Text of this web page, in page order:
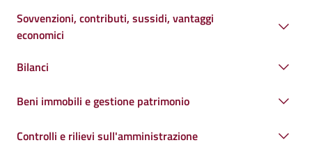
Sovvenzioni, contributi, sussidi, vantaggi
economici
Bilanci
Beni immobili e gestione patrimonio
Controlli e rilievi sull'amministrazione